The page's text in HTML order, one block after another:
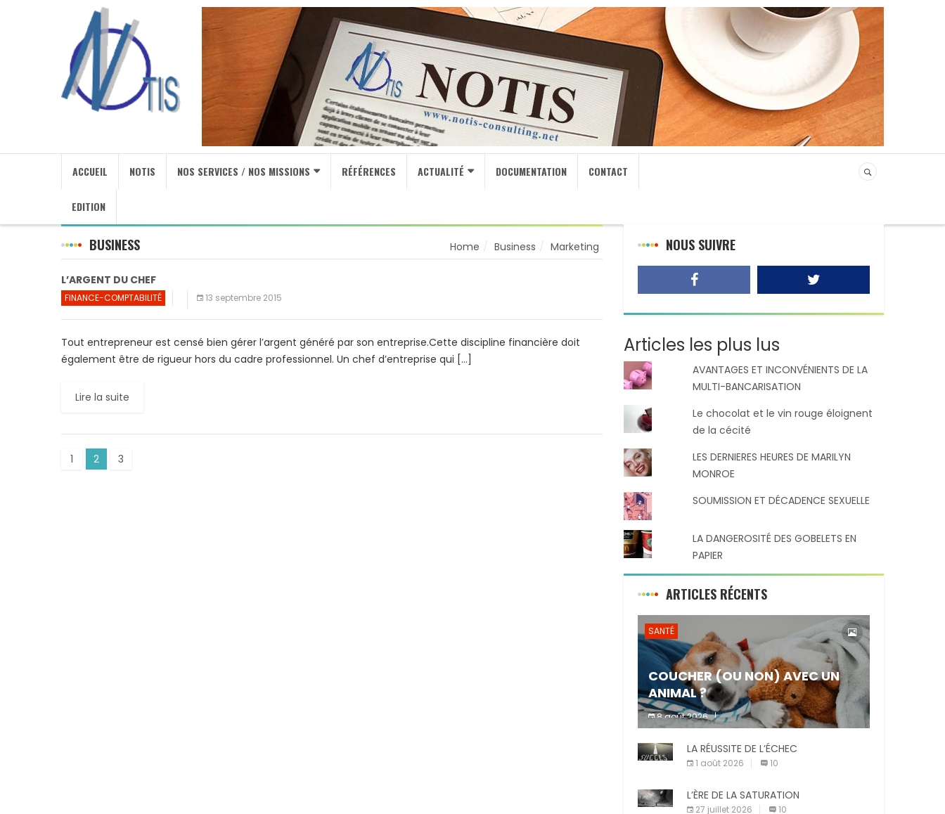
ACCUEIL NOTIS NOS SERVICES / NOS MISSIONS RÉFÉRENCES ACTUALITÉ DOCUMENTATION CONTACT
EDITION
BUSINESS Home Business Marketing
L’ARGENT DU CHEF
FINANCE-COMPTABILITÉ 13 septembre 2015
Tout entrepreneur est censé bien gérer l’argent généré par son entreprise.Cette discipline financière doit
également être de rigueur hors du cadre professionnel. Un chef d’entreprise qui […]
Lire la suite
1 2 3
NOUS SUIVRE
Articles les plus lus
AVANTAGES ET INCONVÉNIENTS DE LA
MULTI-BANCARISATION
Le chocolat et le vin rouge éloignent
de la cécité
LES DERNIERES HEURES DE MARILYN
MONROE
SOUMISSION ET DÉCADENCE SEXUELLE
LA DANGEROSITÉ DES GOBELETS EN
PAPIER
ARTICLES RÉCENTS
SANTÉ
COUCHER (OU NON) AVEC UN
ANIMAL ?
8 août 2026
compagnie est un sujet très controversé.
Les adeptes affirment que la présence de
LA RÉUSSITE DE L’ÉCHEC
1 août 2026 10
L’ÈRE DE LA SATURATION
27 juillet 2026 10